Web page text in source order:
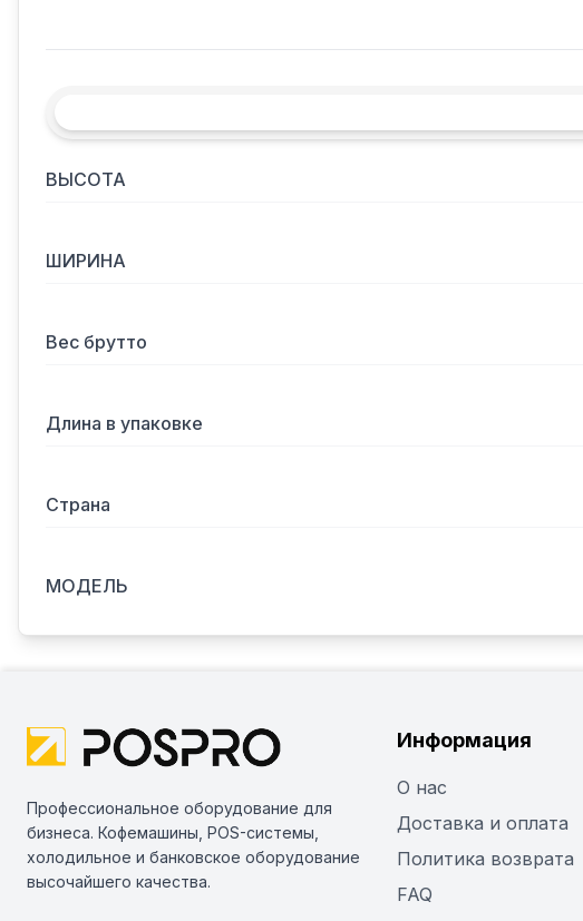
ВЫСОТА
ШИРИНА
Вес брутто
Длина в упаковке
Страна
МОДЕЛЬ
Профессиональное оборудование для
бизнеса. Кофемашины, POS-системы,
холодильное и банковское оборудование
высочайшего качества.
Информация
О нас
Доставка и оплата
Политика возврата
FAQ